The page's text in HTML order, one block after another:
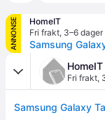
ANNONSE
HomeIT
Fri frakt, 3–6 dager
HomeIT
Fri frakt,